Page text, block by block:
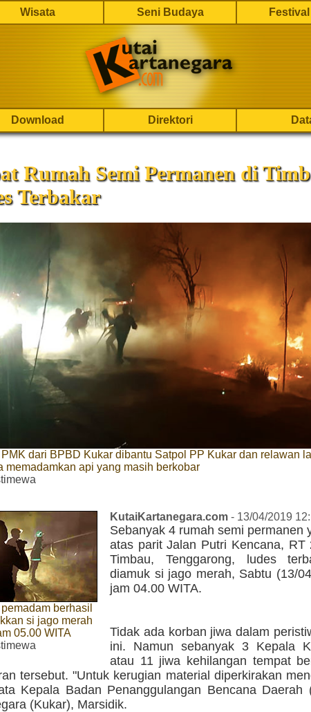
Wisata Seni Budaya
Download Direktori
Rumah Semi Permanen di
Terbakar
PMK dari BPBD Kukar dibantu Satpol PP Kukar dan relawan
memadamkan api yang masih berkobar
berhasil
si jago merah
05.00 WITA
KutaiKartanegara.com - 13/04/2019
Sebanyak 4 rumah semi permanen
atas parit Jalan Putri Kencana, RT
Timbau, Tenggarong, ludes
diamuk si jago merah, Sabtu (13/
jam 04.00 WITA.
Tidak ada korban jiwa dalam
ini. Namun sebanyak 3 Kepala
atau 11 jiwa kehilangan tempat
tersebut. "Untuk kerugian material diperkirakan
Kepala Badan Penanggulangan Bencana Daerah
(Kukar), Marsidik.